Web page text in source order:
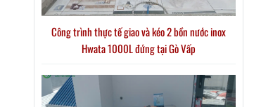
Công trình thực tế giao và kéo 2 bồn nước inox
Hwata 1000L đứng tại Gò Vấp